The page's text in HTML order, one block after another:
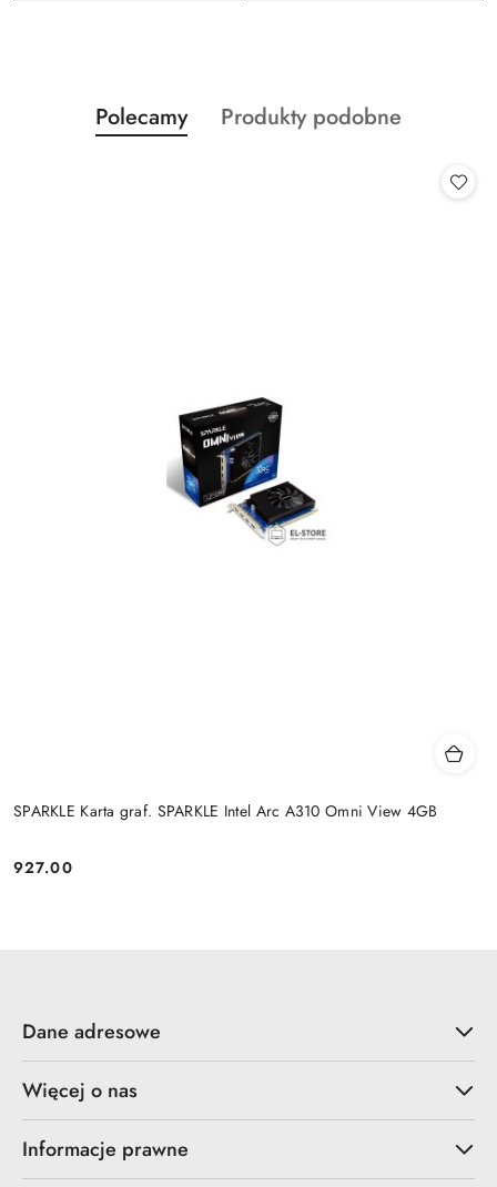
Pomiń karuzelę produktów
Produkty
o
Polecamy
Produkty
Produkty podobne
SPARKLE Karta graf. SPARKLE Intel Arc A310 Omni View 4GB
Cena:
927.00
Dane adresowe
Więcej o nas
Informacje prawne